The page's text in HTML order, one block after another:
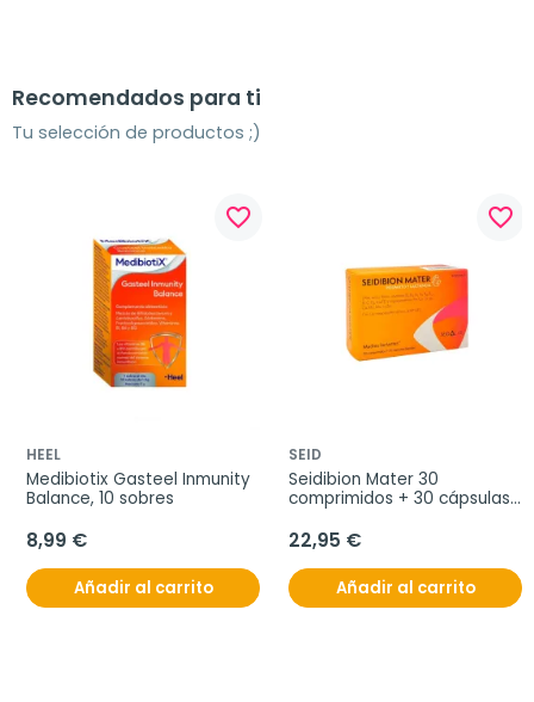
Recomendados para ti
Tu selección de productos ;)
favorite_border
HEEL
Medibiotix Gasteel Inmunity
Balance, 10 sobres
8,99 €
Añadir al carrito
favorite_border
SEID
Seidibion Mater 30
comprimidos + 30 cápsulas
22,95 €
Añadir al carrito